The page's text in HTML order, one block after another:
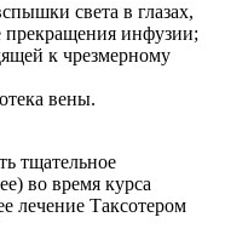
света в глазах,
прекращения инфузии;
к чрезмерному
вены.
тщательное
во время курса
лечение Таксотером